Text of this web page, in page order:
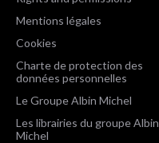
Mentions légales
Cookies
Charte de protection des
données personnelles
Le Groupe Albin Michel
Les librairies du groupe Albin
Michel